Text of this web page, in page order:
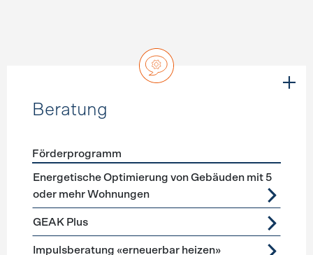
Beratung
Förderprogramme Beratung
Förderprogramm
Energetische Optimierung von Gebäuden mit 5
oder mehr Wohnungen
GEAK Plus
Impulsberatung «erneuerbar heizen»